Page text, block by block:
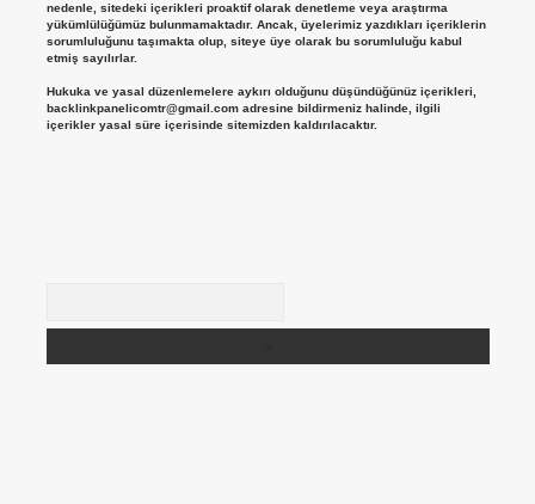
nedenle, sitedeki içerikleri proaktif olarak denetleme veya araştırma
yükümlülüğümüz bulunmamaktadır. Ancak, üyelerimiz yazdıkları içeriklerin
sorumluluğunu taşımakta olup, siteye üye olarak bu sorumluluğu kabul
etmiş sayılırlar.
Hukuka ve yasal düzenlemelere aykırı olduğunu düşündüğünüz içerikleri,
backlinkpanelicomtr@gmail.comadresine bildirmeniz halinde, ilgili
içerikler yasal süre içerisinde sitemizden kaldırılacaktır.